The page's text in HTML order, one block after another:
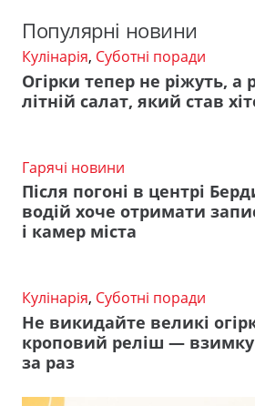
Популярні новини
Кулінарія, Суботні поради
Огірки тепер не ріжуть, а
літній салат, який став
Гарячі новини
Після погоні в центрі
водій хоче отримати
і камер міста
Кулінарія, Суботні поради
Не викидайте великі
кроповий реліш — взимку
за раз